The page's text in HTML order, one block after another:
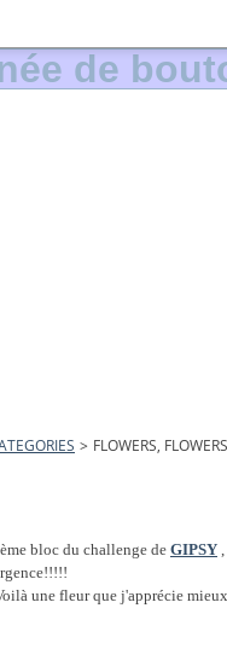
> FLOWERS,
bloc du challenge de GIPSY
une fleur que j'apprécie